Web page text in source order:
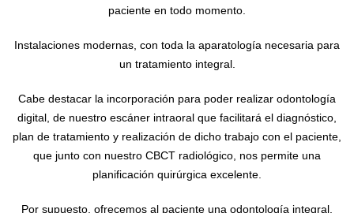
paciente en todo momento.
Instalaciones modernas, con toda la aparatología necesaria para
un tratamiento integral.
Cabe destacar la incorporación para poder realizar odontología
digital, de nuestro escáner intraoral que facilitará el diagnóstico,
plan de tratamiento y realización de dicho trabajo con el paciente,
que junto con nuestro CBCT radiológico, nos permite una
planificación quirúrgica excelente.
Por supuesto, ofrecemos al paciente una odontología integral,